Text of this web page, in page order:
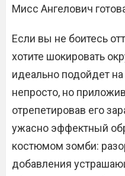
Мисс Ангелович
Если вы не боитесь
хотите шокировать
идеально подойдет
непросто, но
отрепетировав его
ужасно эффектный
костюмом зомби:
добавления